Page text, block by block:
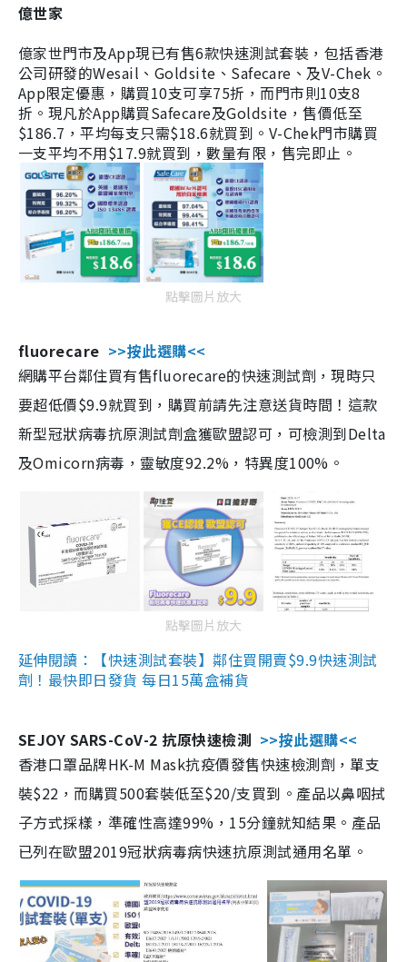
億世家
億家世門市及App現已有售6款快速測試套裝，包括香港
公司研發的Wesail、Goldsite、Safecare、及V-Chek。
App限定優惠，購買10支可享75折，而門市則10支8
折。現凡於App購買Safecare及Goldsite，售價低至
$186.7，平均每支只需$18.6就買到。V-Chek門市購買
一支平均不用$17.9就買到，數量有限，售完即止。
點擊圖片放大
fluorecare >>按此選購<<
網購平台鄰住買有售fluorecare的快速測試劑，現時只
要超低價$9.9就買到，購買前請先注意送貨時間！這款
新型冠狀病毒抗原測試劑盒獲歐盟認可，可檢測到Delta
及Omicorn病毒，靈敏度92.2%，特異度100%。
點擊圖片放大
延伸閱讀：【快速測試套裝】鄰住買開賣$9.9快速測試
劑！最快即日發貨 每日15萬盒補貨
SEJOY SARS-CoV-2 抗原快速檢測 >>按此選購<<
香港口罩品牌HK-M Mask抗疫價發售快速檢測劑，單支
裝$22，而購買500套裝低至$20/支買到。產品以鼻咽拭
子方式採樣，準確性高達99%，15分鐘就知結果。產品
已列在歐盟2019冠狀病毒病快速抗原測試通用名單。